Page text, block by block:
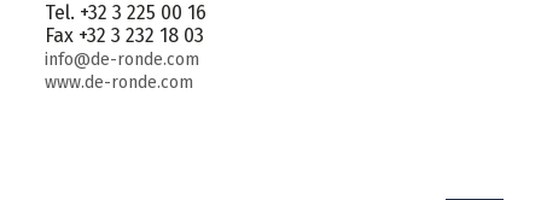
Tel. +32 3 225 00 16
Fax +32 3 232 18 03
info@de-ronde.com
www.de-ronde.com